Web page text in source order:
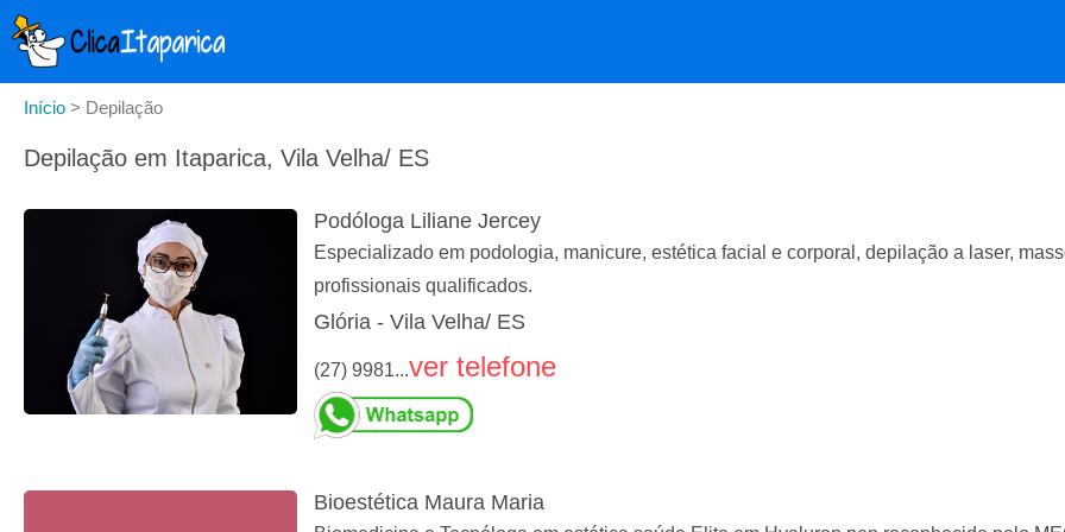
Início > Depilação
Depilação em Itaparica, Vila Velha/ ES
Podóloga Liliane Jercey
Especializado em podologia, manicure, estética facial e corporal, depilação a laser,
profissionais qualificados.
Glória - Vila Velha/ ES
(27) 9981...ver telefone
Bioestética Maura Maria